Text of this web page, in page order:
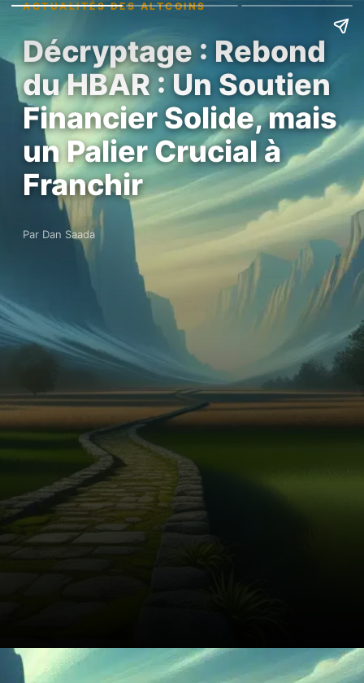
ACTUALITÉS DES ALTCOINS
Décryptage : Rebond
du HBAR : Un Soutien
Financier Solide, mais
un Palier Crucial à
Franchir
Par Dan Saada